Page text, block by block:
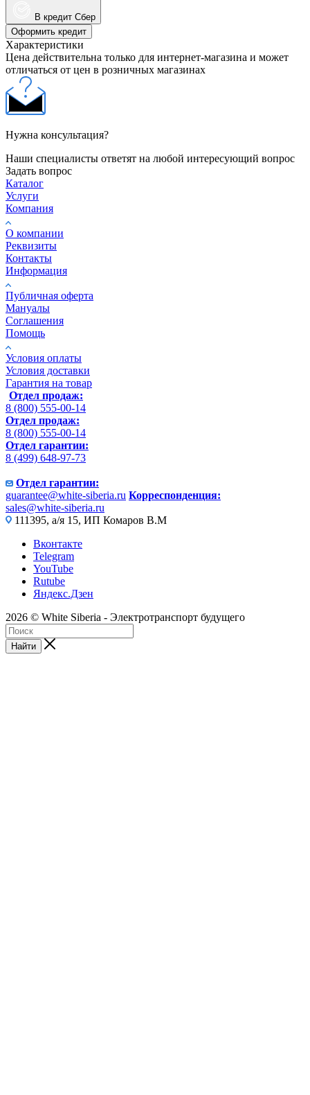
В кредит Сбер
Оформить кредит
Характеристики
Цена действительна только для интернет-магазина и может
отличаться от цен в розничных магазинах
Нужна консультация?
Наши специалисты ответят на любой интересующий вопрос
Задать вопрос
Каталог
Услуги
Компания
О компании
Реквизиты
Контакты
Информация
Публичная оферта
Мануалы
Соглашения
Помощь
Условия оплаты
Условия доставки
Гарантия на товар
Отдел продаж:
8 (800) 555-00-14
Отдел продаж:
8 (800) 555-00-14
Отдел гарантии:
8 (499) 648-97-73
Отдел гарантии:
guarantee@white-siberia.ru Корреспонденция:
sales@white-siberia.ru
111395, а/я 15, ИП Комаров В.М
Вконтакте
Telegram
YouTube
Rutube
Яндекс.Дзен
2026 © White Siberia - Электротранспорт будущего
Найти